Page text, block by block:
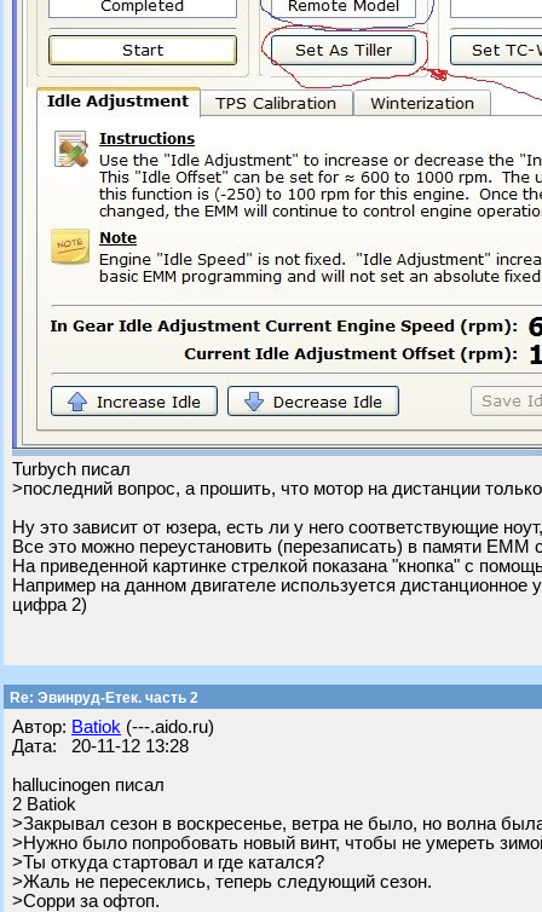
Turbych писал
>последний вопрос, а прошить, что мотор на дистанции
Ну это зависит от юзера, есть ли у него соответствующие
Все это можно переустановить (перезаписать) в памяти
На приведенной картинке стрелкой показана "кнопка" с
Например на данном двигателе используется
цифра 2)
Re: Эвинруд-Етек. часть 2
Автор: Batiok (---.aido.ru)
Дата: 20-11-12 13:28
hallucinogen писал
2 Batiok
>Закрывал сезон в воскресенье, ветра не было, но волна
>Нужно было попробовать новый винт, чтобы не умереть
>Ты откуда стартовал и где катался?
>Жаль не пересеклись, теперь следующий сезон.
>Сорри за офтоп.